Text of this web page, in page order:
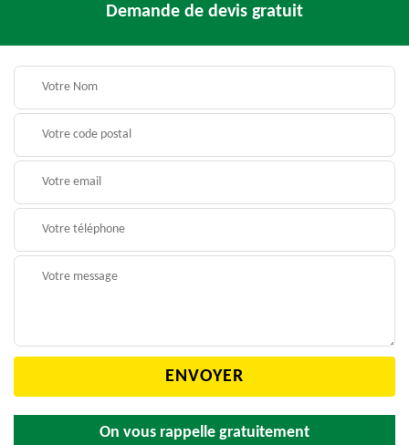
Demande de devis gratuit
On vous rappelle gratuitement